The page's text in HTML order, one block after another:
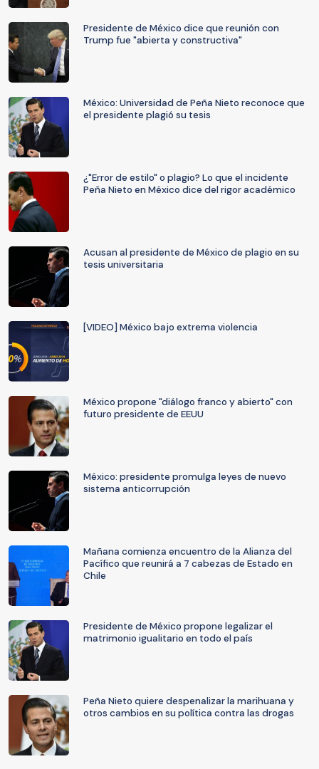
Presidente de México dice que reunión con
Trump fue "abierta y constructiva"
México: Universidad de Peña Nieto reconoce que
el presidente plagió su tesis
¿"Error de estilo" o plagio? Lo que el incidente
Peña Nieto en México dice del rigor académico
Acusan al presidente de México de plagio en su
tesis universitaria
[VIDEO] México bajo extrema violencia
México propone "diálogo franco y abierto" con
futuro presidente de EEUU
México: presidente promulga leyes de nuevo
sistema anticorrupción
Mañana comienza encuentro de la Alianza del
Pacífico que reunirá a 7 cabezas de Estado en
Chile
Presidente de México propone legalizar el
matrimonio igualitario en todo el país
Peña Nieto quiere despenalizar la marihuana y
otros cambios en su política contra las drogas